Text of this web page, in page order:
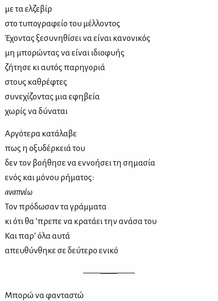
με τα ελ­ζε­βίρ
στο τυ­πο­γρα­φείο του μέλ­λο­ντος
Έχο­ντας ξε­συ­νη­θί­σει να εί­ναι κα­νο­νι­κός
μη μπο­ρώ­ντας να εί­ναι ιδιο­φυ­ής
ζή­τη­σε κι αυ­τός πα­ρη­γο­ριά
στους κα­θρέ­φτες
συ­νε­χί­ζο­ντας μια εφη­βεία
χω­ρίς να δύ­να­ται
Αρ­γό­τε­ρα κα­τά­λα­βε
πως η οξυ­δέρ­κειά του
δεν τον βο­ή­θη­σε να εν­νο­ή­σει τη ση­μα­σία
ενός και μό­νου ρή­μα­τος:
ανα­πνέω
Τον πρό­δω­σαν τα γράμ­μα­τα
κι ότι θα ‘πρε­πε να κρα­τά­ει την ανά­σα του
Και πα­ρ’ όλα αυ­τά
απευ­θύν­θη­κε σε δεύ­τε­ρο ενι­κό
——————
Μπο­ρώ να φα­ντα­στώ